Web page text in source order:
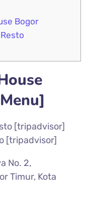
Bogor
[tripadvisor]
No. 2,
Timur, Kota